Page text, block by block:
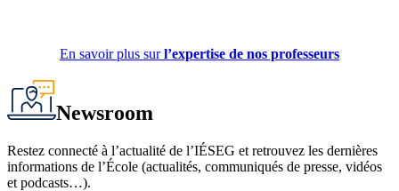
En savoir plus surl’expertise de nos professeurs
Newsroom
Restez connecté à l’actualité de l’IÉSEG et retrouvez les dernières
informations de l’École (actualités, communiqués de presse, vidéos
et podcasts…).